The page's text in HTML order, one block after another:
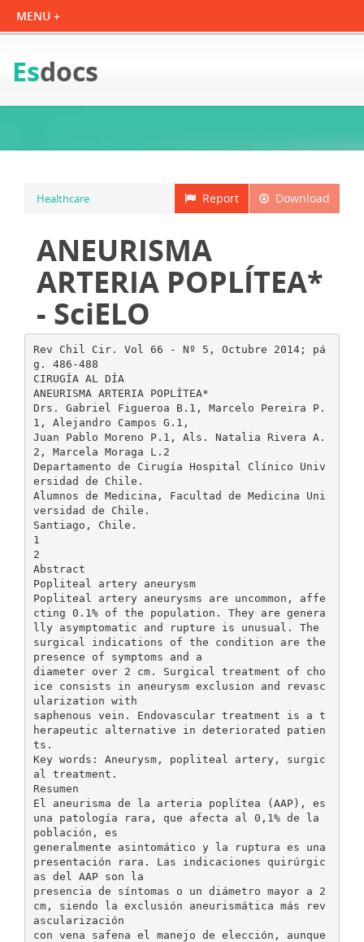
Esdocs
Download
Report
Healthcare
ANEURISMA
ARTERIA POPLÍTEA*
- SciELO
Rev Chil Cir. Vol 66 - Nº 5, Octubre 2014; pá
g. 486-488
CIRUGÍA AL DÍA
ANEURISMA ARTERIA POPLÍTEA*
Drs. Gabriel Figueroa B.1, Marcelo Pereira P.
1, Alejandro Campos G.1,
Juan Pablo Moreno P.1, Als. Natalia Rivera A.
2, Marcela Moraga L.2
Departamento de Cirugía Hospital Clínico Univ
ersidad de Chile.
Alumnos de Medicina, Facultad de Medicina Uni
versidad de Chile.
Santiago, Chile.
1
2
Abstract
Popliteal artery aneurysm
Popliteal artery aneurysms are uncommon, affe
cting 0.1% of the population. They are genera
lly asymptomatic and rupture is unusual. The
surgical indications of the condition are the
presence of symptoms and a
diameter over 2 cm. Surgical treatment of cho
ice consists in aneurysm exclusion and revasc
ularization with
saphenous vein. Endovascular treatment is a t
herapeutic alternative in deteriorated patien
ts.
Key words: Aneurysm, popliteal artery, surgic
al treatment.
Resumen
El aneurisma de la arteria poplítea (AAP), es
una patología rara, que afecta al 0,1% de la
población, es
generalmente asintomático y la ruptura es una
presentación rara. Las indicaciones quirúrgic
as del AAP son la
presencia de síntomas o un diámetro mayor a 2
cm, siendo la exclusión aneurismática más rev
ascularización
con vena safena el manejo de elección, aunque